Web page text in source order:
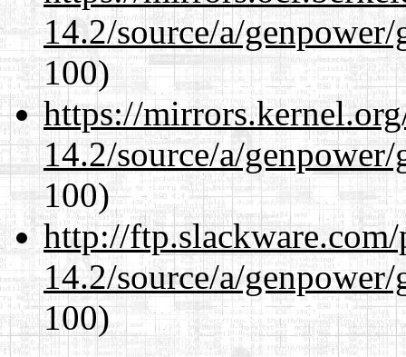
14.2/source/a/
100)
https://
14.2/source/a/
100)
http://
14.2/source/a/
100)